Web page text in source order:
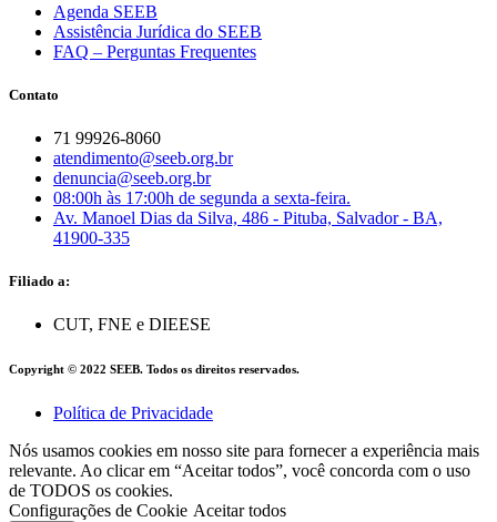
Agenda SEEB
Assistência Jurídica do SEEB
FAQ – Perguntas Frequentes
Contato
71 99926-8060
atendimento@seeb.org.br
denuncia@seeb.org.br
08:00h às 17:00h de segunda a sexta-feira.
Av. Manoel Dias da Silva, 486 - Pituba, Salvador - BA,
41900-335
Filiado a:
CUT, FNE e DIEESE
Copyright © 2022 SEEB. Todos os direitos reservados.
Política de Privacidade
Nós usamos cookies em nosso site para fornecer a experiência mais
relevante. Ao clicar em “Aceitar todos”, você concorda com o uso
de TODOS os cookies.
Configurações de Cookie Aceitar todos